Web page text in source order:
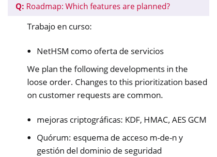
Q: Roadmap: Which features are planned?
Trabajo en curso:
NetHSM como oferta de servicios
We plan the following developments in the
loose order. Changes to this prioritization based
on customer requests are common.
mejoras criptográficas: KDF, HMAC, AES GCM
Quórum: esquema de acceso m-de-n y
gestión del dominio de seguridad